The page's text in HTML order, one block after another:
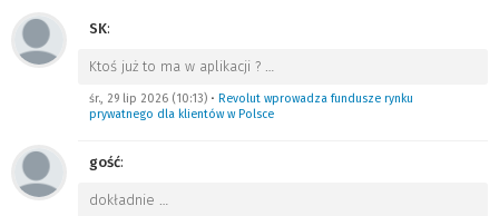
SK:
Ktoś już to ma w aplikacji ? …
śr., 29 lip 2026 (10:13) • Revolut wprowadza fundusze rynku
prywatnego dla klientów w Polsce
gość:
dokładnie …